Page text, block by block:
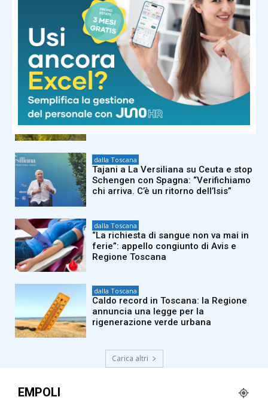
dalla Toscana
La terra trema nella Toscana del
nord ovest: epicentro a ovest di Pisa
dalla Toscana
Caldo record, ma le risorse idriche
della Toscana per ora non ne
risentono
dalla Toscana
Tajani a La Versiliana su Ceuta e stop
Schengen con Spagna: “Verifichiamo
chi arriva. C’è un ritorno dell’Isis”
dalla Toscana
“La richiesta di sangue non va mai in
ferie”: appello congiunto di Avis e
Regione Toscana
dalla Toscana
Caldo record in Toscana: la Regione
annuncia una legge per la
rigenerazione verde urbana
Carica altri
EMPOLI